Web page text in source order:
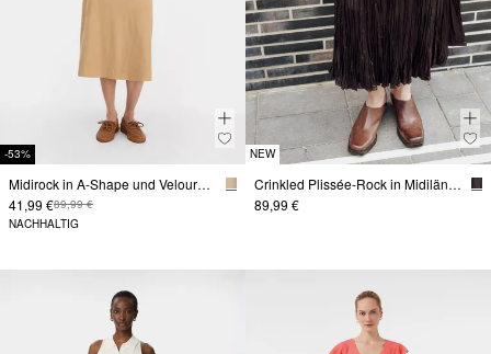
-53%
Midirock in A-Shape und Veloursleder-Optik
41,99 €89,99 €
NACHHALTIG
NEW
Crinkled Plissée-Rock in Midilänge
89,99 €